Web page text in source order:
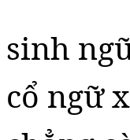
sinh
cổ ngữ